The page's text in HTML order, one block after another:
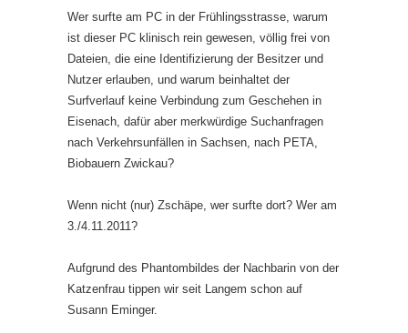
Wer surfte am PC in der Frühlingsstrasse, warum
ist dieser PC klinisch rein gewesen, völlig frei von
Dateien, die eine Identifizierung der Besitzer und
Nutzer erlauben, und warum beinhaltet der
Surfverlauf keine Verbindung zum Geschehen in
Eisenach, dafür aber merkwürdige Suchanfragen
nach Verkehrsunfällen in Sachsen, nach PETA,
Biobauern Zwickau?
Wenn nicht (nur) Zschäpe, wer surfte dort? Wer am
3./4.11.2011?
Aufgrund des Phantombildes der Nachbarin von der
Katzenfrau tippen wir seit Langem schon auf
Susann Eminger.